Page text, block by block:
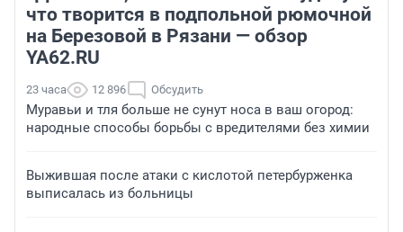
что творится в подпольной рюмочной
на Березовой в Рязани — обзор
YA62.RU
23 часа 12 896 Обсудить
Муравьи и тля больше не сунут носа в ваш огород:
народные способы борьбы с вредителями без химии
Выжившая после атаки с кислотой петербурженка
выписалась из больницы